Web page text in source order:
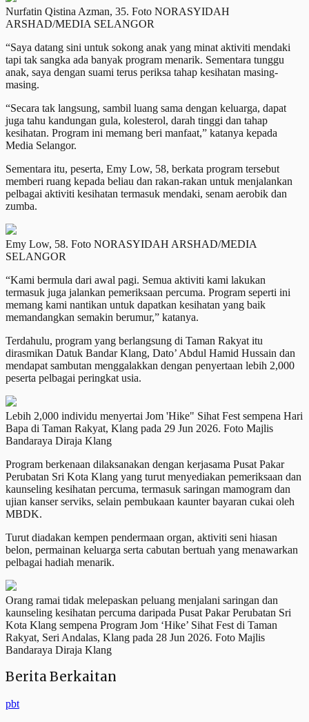
Nurfatin Qistina Azman, 35. Foto NORASYIDAH
ARSHAD/MEDIA SELANGOR
“Saya datang sini untuk sokong anak yang minat aktiviti mendaki
tapi tak sangka ada banyak program menarik. Sementara tunggu
anak, saya dengan suami terus periksa tahap kesihatan masing-
masing.
“Secara tak langsung, sambil luang sama dengan keluarga, dapat
juga tahu kandungan gula, kolesterol, darah tinggi dan tahap
kesihatan. Program ini memang beri manfaat,” katanya kepada
Media Selangor.
Sementara itu, peserta, Emy Low, 58, berkata program tersebut
memberi ruang kepada beliau dan rakan-rakan untuk menjalankan
pelbagai aktiviti kesihatan termasuk mendaki, senam aerobik dan
zumba.
Emy Low, 58. Foto NORASYIDAH ARSHAD/MEDIA
SELANGOR
“Kami bermula dari awal pagi. Semua aktiviti kami lakukan
termasuk juga jalankan pemeriksaan percuma. Program seperti ini
memang kami nantikan untuk dapatkan kesihatan yang baik
memandangkan semakin berumur,” katanya.
Terdahulu, program yang berlangsung di Taman Rakyat itu
dirasmikan Datuk Bandar Klang, Dato’ Abdul Hamid Hussain dan
mendapat sambutan menggalakkan dengan penyertaan lebih 2,000
peserta pelbagai peringkat usia.
Lebih 2,000 individu menyertai Jom 'Hike" Sihat Fest sempena Hari
Bapa di Taman Rakyat, Klang pada 29 Jun 2026. Foto Majlis
Bandaraya Diraja Klang
Program berkenaan dilaksanakan dengan kerjasama Pusat Pakar
Perubatan Sri Kota Klang yang turut menyediakan pemeriksaan dan
kaunseling kesihatan percuma, termasuk saringan mamogram dan
ujian kanser serviks, selain pembukaan kaunter bayaran cukai oleh
MBDK.
Turut diadakan kempen pendermaan organ, aktiviti seni hiasan
belon, permainan keluarga serta cabutan bertuah yang menawarkan
pelbagai hadiah menarik.
Orang ramai tidak melepaskan peluang menjalani saringan dan
kaunseling kesihatan percuma daripada Pusat Pakar Perubatan Sri
Kota Klang sempena Program Jom ‘Hike’ Sihat Fest di Taman
Rakyat, Seri Andalas, Klang pada 28 Jun 2026. Foto Majlis
Bandaraya Diraja Klang
Berita Berkaitan
pbt